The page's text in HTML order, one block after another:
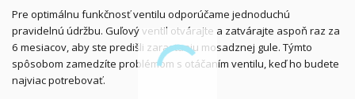
Pre optimálnu funkčnosť ventilu odporúčame jednoduchú
pravidelnú údržbu. Guľový ventil otvárajte a zatvárajte aspoň raz za
6 mesiacov, aby ste predišli zarastaniu mosadznej gule. Týmto
spôsobom zamedzíte problémom s otáčaním ventilu, keď ho budete
najviac potrebovať.